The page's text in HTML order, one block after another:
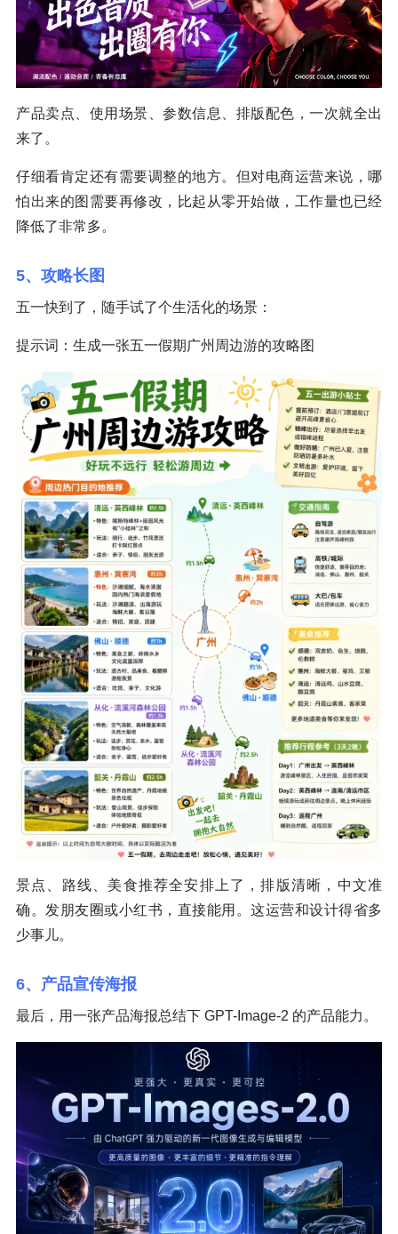
产品卖点、使用场景、参数信息、排版配色，一次就全出
来了。
仔细看肯定还有需要调整的地方。但对电商运营来说，哪
怕出来的图需要再修改，比起从零开始做，工作量也已经
降低了非常多。
5、攻略长图
五一快到了，随手试了个生活化的场景：
提示词：生成一张五一假期广州周边游的攻略图
景点、路线、美食推荐全安排上了，排版清晰，中文准
确。发朋友圈或小红书，直接能用。这运营和设计得省多
少事儿。
6、产品宣传海报
最后，用一张产品海报总结下 GPT-Image-2 的产品能力。